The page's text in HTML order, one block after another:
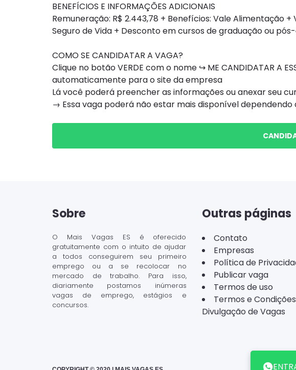
BENEFÍCIOS E INFORMAÇÕES ADICIONAIS
Remuneração: R$ 2.443,78 + Benefícios: Vale Alimentação
Seguro de Vida + Desconto em cursos de graduação ou
COMO SE CANDIDATAR A VAGA?
Clique no botão VERDE com o nome ↪ ME CANDIDATAR A
automaticamente para o site da empresa
Lá você poderá preencher as informações ou anexar seu
→ Essa vaga poderá não estar mais disponível
Sobre
O Mais Vagas ES é oferecido
gratuitamente com o intuito de ajudar
a todos conseguirem seu primeiro
emprego ou a se recolocar no
mercado de trabalho. Para isso,
diariamente postamos inúmeras
vagas de emprego, estágios e
concursos.
Outras páginas
Contato
Empresas
Política de
Publicar vaga
Termos de uso
Termos e
Divulgação de Vagas